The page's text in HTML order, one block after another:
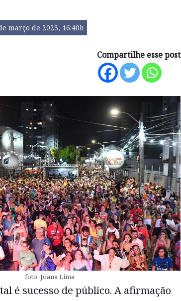
março de 2023, 16:40h
Compartilhe esse post
foto: Joana Lima
é sucesso de público. A afirmação